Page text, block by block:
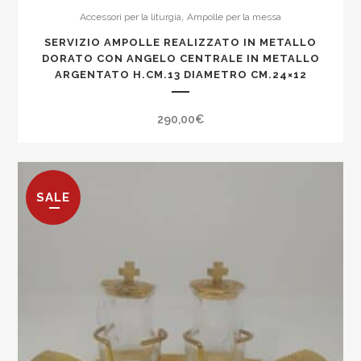
Accessori per la liturgia Ampolle per la messa
SERVIZIO AMPOLLE REALIZZATO IN METALLO
DORATO CON ANGELO CENTRALE IN METALLO
ARGENTATO H.CM.13 DIAMETRO CM.24×12
290,00€
SALE